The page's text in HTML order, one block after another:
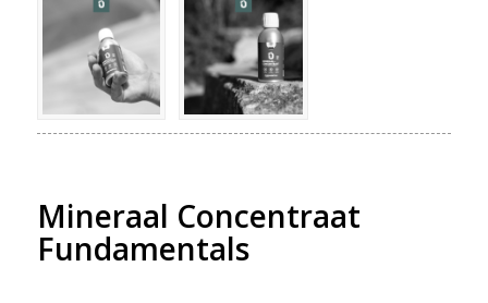
Mineraal Concentraat
Fundamentals